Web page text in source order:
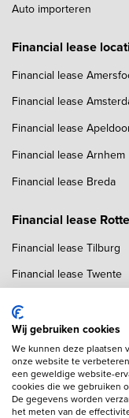
Auto importeren
Financial lease
Financial lease
Financial lease
Financial lease
Financial lease Arnhem
Financial lease Breda
Financial lease
Financial lease Tilburg
Financial lease Twente
Financial lease Utrecht
Financial lease Zwolle
Wij gebruiken cookies
We kunnen deze plaatsen
onze website te
een geweldige website-
cookies die we gebruiken
De gegevens worden
het meten van de